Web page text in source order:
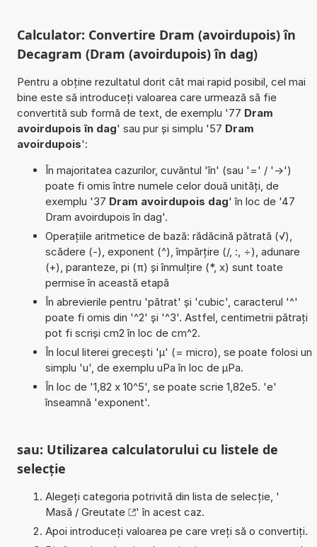
Calculator: Convertire Dram (avoirdupois) în
Decagram (Dram (avoirdupois) în dag)
Pentru a obține rezultatul dorit cât mai rapid posibil, cel mai
bine este să introduceți valoarea care urmează să fie
convertită sub formă de text, de exemplu '77 Dram
avoirdupois în dag' sau pur și simplu '57 Dram
avoirdupois':
În majoritatea cazurilor, cuvântul 'în' (sau '=' / '->')
poate fi omis între numele celor două unități, de
exemplu '37 Dram avoirdupois dag' în loc de '47
Dram avoirdupois în dag'.
Operațiile aritmetice de bază: rădăcină pătrată (√),
scădere (-), exponent (^), împărțire (/, :, ÷), adunare
(+), paranteze, pi (π) și înmulțire (*, x) sunt toate
permise în această etapă
În abrevierile pentru 'pătrat' și 'cubic', caracterul '^'
poate fi omis din '^2' și '^3'. Astfel, centimetrii pătrați
pot fi scriși cm2 în loc de cm^2.
În locul literei grecești 'µ' (= micro), se poate folosi un
simplu 'u', de exemplu uPa în loc de µPa.
În loc de '1,82 x 10^5', se poate scrie 1,82e5. 'e'
înseamnă 'exponent'.
sau: Utilizarea calculatorului cu listele de
selecție
Alegeți categoria potrivită din lista de selecție, '
Masă / Greutate
' în acest caz.
Apoi introduceți valoarea pe care vreți să o convertiți.